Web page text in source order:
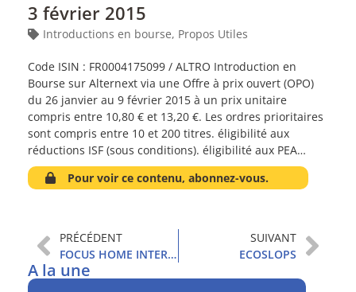
3 février 2015
Introductions en bourse, Propos Utiles
Code ISIN : FR0004175099 / ALTRO Introduction en
Bourse sur Alternext via une Offre à prix ouvert (OPO)
du 26 janvier au 9 février 2015 à un prix unitaire
compris entre 10,80 € et 13,20 €. Les ordres prioritaires
sont compris entre 10 et 200 titres. éligibilité aux
réductions ISF (sous conditions). éligibilité aux PEA…
Pour voir ce contenu, abonnez-vous.
PRÉCÉDENT
FOCUS HOME INTERACTIVE
SUIVANT
ECOSLOPS
A la une